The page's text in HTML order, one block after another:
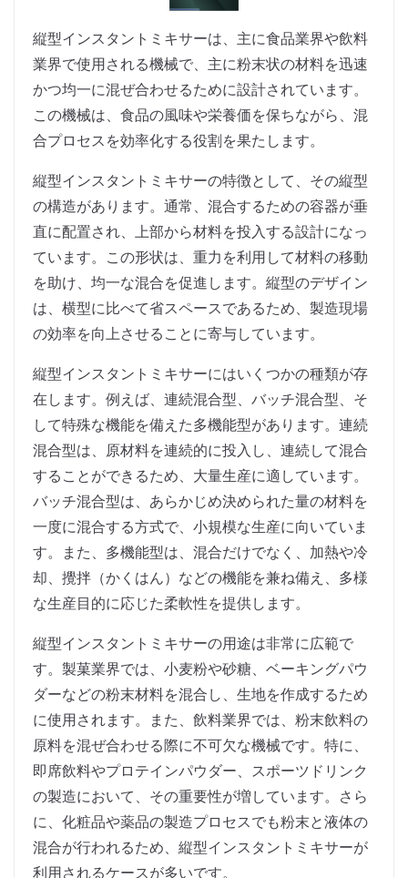
縦型インスタントミキサーは、主に食品業界や飲料
業界で使用される機械で、主に粉末状の材料を迅速
かつ均一に混ぜ合わせるために設計されています。
この機械は、食品の風味や栄養価を保ちながら、混
合プロセスを効率化する役割を果たします。
縦型インスタントミキサーの特徴として、その縦型
の構造があります。通常、混合するための容器が垂
直に配置され、上部から材料を投入する設計になっ
ています。この形状は、重力を利用して材料の移動
を助け、均一な混合を促進します。縦型のデザイン
は、横型に比べて省スペースであるため、製造現場
の効率を向上させることに寄与しています。
縦型インスタントミキサーにはいくつかの種類が存
在します。例えば、連続混合型、バッチ混合型、そ
して特殊な機能を備えた多機能型があります。連続
混合型は、原材料を連続的に投入し、連続して混合
することができるため、大量生産に適しています。
バッチ混合型は、あらかじめ決められた量の材料を
一度に混合する方式で、小規模な生産に向いていま
す。また、多機能型は、混合だけでなく、加熱や冷
却、攪拌（かくはん）などの機能を兼ね備え、多様
な生産目的に応じた柔軟性を提供します。
縦型インスタントミキサーの用途は非常に広範で
す。製菓業界では、小麦粉や砂糖、ベーキングパウ
ダーなどの粉末材料を混合し、生地を作成するため
に使用されます。また、飲料業界では、粉末飲料の
原料を混ぜ合わせる際に不可欠な機械です。特に、
即席飲料やプロテインパウダー、スポーツドリンク
の製造において、その重要性が増しています。さら
に、化粧品や薬品の製造プロセスでも粉末と液体の
混合が行われるため、縦型インスタントミキサーが
利用されるケースが多いです。